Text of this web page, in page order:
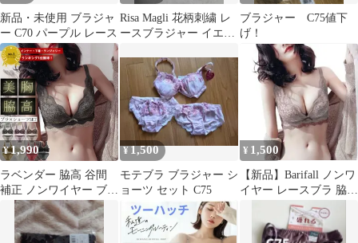
新品・未使用 ブラジャ
ー C70 パープル レース
Risa Magli 花柄刺繍 レ
ースブラジャー イエロ
ブラジャー C75値下
げ！
¥1,990
ラベンダー 脇高 谷間
補正 ノンワイヤー ブラ
ジャーショーツセット
レディース 盛る セット
下着 レース[郵
¥1,500
モテブラ ブラジャー シ
ョーツ セット C75
¥ 1,500
【新品】Barifall ノンワ
イヤー レースブラ 脇高
谷間メイク M